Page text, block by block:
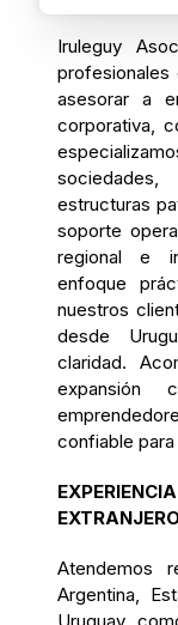
Iruleguy
profesionales
asesorar a
corporativa,
sociedades,
estructuras
soporte
regional e
enfoque
nuestros
desde
claridad.
expansión
confiable
Atendemos
Argentina,